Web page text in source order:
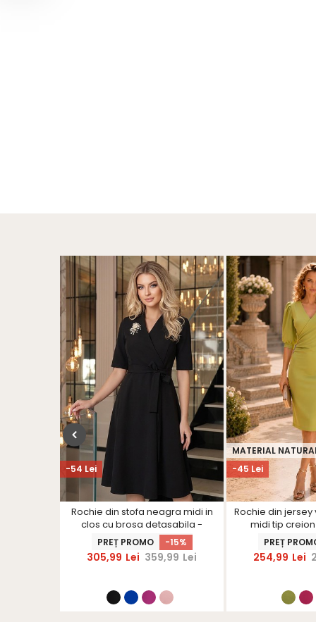
-54 Lei
Rochie din stofa neagra midi in
clos cu brosa detasabila -
StarShinerS
PREȚ PROMO -15%
305,99 Lei 359,99 Lei
-45 Lei
MATERIAL
Rochie din
midi tip
bufante-
PREȚ
254,99 Lei